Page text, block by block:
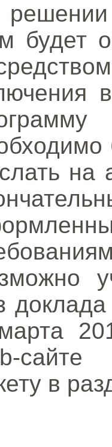
будет
на
сайте
в